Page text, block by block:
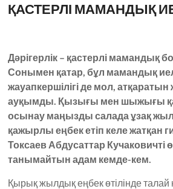
ҚАСТЕРЛІ МАМАНДЫҚ
Дәрігерлік – қастерлі мамандық
Сонымен қатар, бұл мамандық
жауапкершілігі де мол,
ауқымды. Қызығы мен шыжығы
осынау маңызды салада ұзақ
қажырлы еңбек етіп келе жатқан
Токсаев Абдусаттар Кучаковичті
танымайтын адам кемде-кем.
Қырық жылдық еңбек өтілінде талай